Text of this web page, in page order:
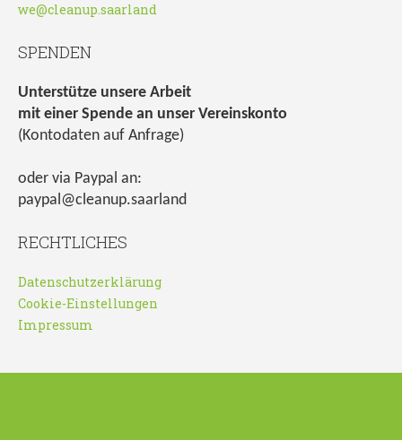
we@cleanup.saarland
SPENDEN
Unterstütze unsere Arbeit
mit einer Spende an unser Vereinskonto
(Kontodaten auf Anfrage)
oder via Paypal an:
paypal@cleanup.saarland
RECHTLICHES
Datenschutzerklärung
Cookie-Einstellungen
Impressum